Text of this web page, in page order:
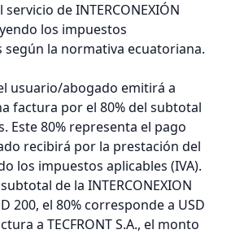
de INTERCONEXIÓN
los impuestos
la normativa ecuatoriana.
usuario/abogado emitirá a
factura por el 80% del subtotal
Este 80% representa el pago
recibirá por la prestación del
los impuestos aplicables (IVA).
de la INTERCONEXION
200, el 80% corresponde a USD
a TECFRONT S.A., el monto